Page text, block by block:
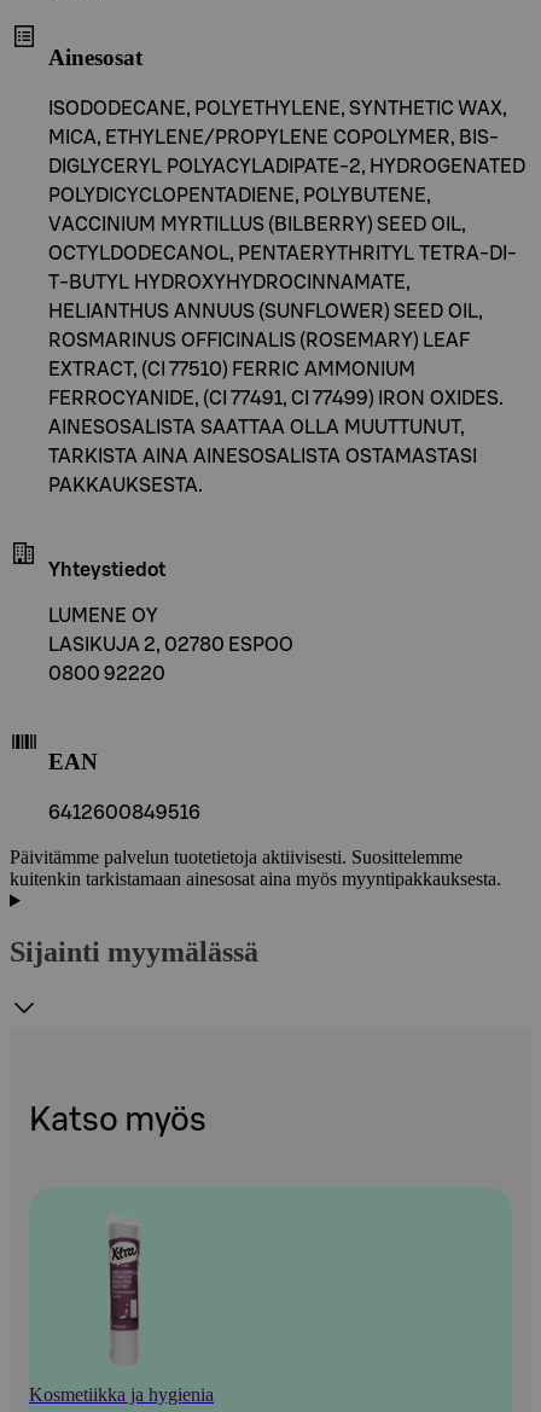
Ainesosat
ISODODECANE, POLYETHYLENE, SYNTHETIC WAX,
MICA, ETHYLENE/PROPYLENE COPOLYMER, BIS-
DIGLYCERYL POLYACYLADIPATE-2, HYDROGENATED
POLYDICYCLOPENTADIENE, POLYBUTENE,
VACCINIUM MYRTILLUS (BILBERRY) SEED OIL,
OCTYLDODECANOL, PENTAERYTHRITYL TETRA-DI-
T-BUTYL HYDROXYHYDROCINNAMATE,
HELIANTHUS ANNUUS (SUNFLOWER) SEED OIL,
ROSMARINUS OFFICINALIS (ROSEMARY) LEAF
EXTRACT, (CI 77510) FERRIC AMMONIUM
FERROCYANIDE, (CI 77491, CI 77499) IRON OXIDES.
AINESOSALISTA SAATTAA OLLA MUUTTUNUT,
TARKISTA AINA AINESOSALISTA OSTAMASTASI
PAKKAUKSESTA.
Yhteystiedot
LUMENE OY
LASIKUJA 2, 02780 ESPOO
0800 92220
EAN
6412600849516
Päivitämme palvelun tuotetietoja aktiivisesti. Suosittelemme
kuitenkin tarkistamaan ainesosat aina myös myyntipakkauksesta.
Sijainti myymälässä
Katso myös
Kosmetiikka ja hygienia